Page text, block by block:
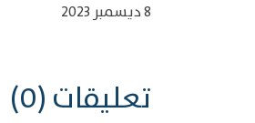
8 ديسمبر 2023
تعليقات (0)